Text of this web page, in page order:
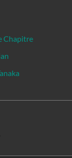
Chapitre